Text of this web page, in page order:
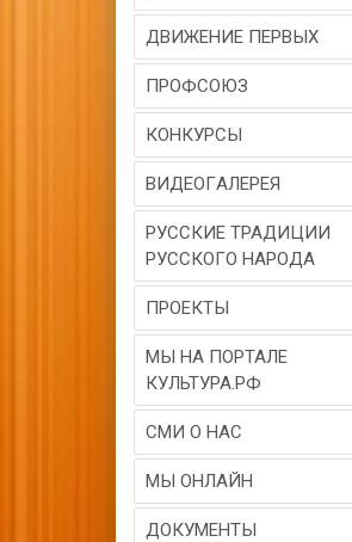
ДВИЖЕНИЕ ПЕРВЫХ
ПРОФСОЮЗ
КОНКУРСЫ
ВИДЕОГAЛЕРЕЯ
РУССКИЕ ТРАДИЦИИ
РУССКОГО НАРОДА
ПРОЕКТЫ
МЫ НА ПОРТАЛЕ
КУЛЬТУРА.РФ
СМИ О НАС
МЫ ОНЛАЙН
ДОКУМЕНТЫ